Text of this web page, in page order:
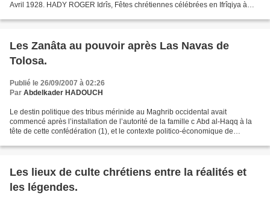
Avril 1928. HADY ROGER Idrîs, Fêtes chrétiennes célébrées en Ifrîqiya à
Les Zanâta au pouvoir après Las Navas de
Tolosa.
Publié le 26/09/2007 à 02:26
Par Abdelkader HADOUCH
Le destin politique des tribus mérinide au Maghrib occidental avait
commencé après l’installation de l’autorité de la famille c Abd al-Haqq à la
tête de cette confédération (1), et le contexte politico-économique de
Les lieux de culte chrétiens entre la réalités et
les légendes.